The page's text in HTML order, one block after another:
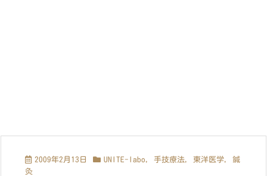
2009年2月13日 UNITE-labo, 手技療法, 東洋医学, 鍼
灸